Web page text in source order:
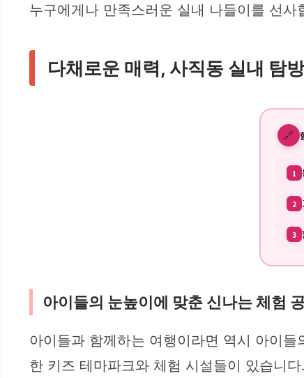
누구에게나 만족스러운 실내 나들이를 선사
다채로운 매력, 사직동 실내 탐방
🔗
1
2
3
아이들의 눈높이에 맞춘 신나는 체험
아이들과 함께하는 여행이라면 역시 아이
한 키즈 테마파크와 체험 시설들이 있습니